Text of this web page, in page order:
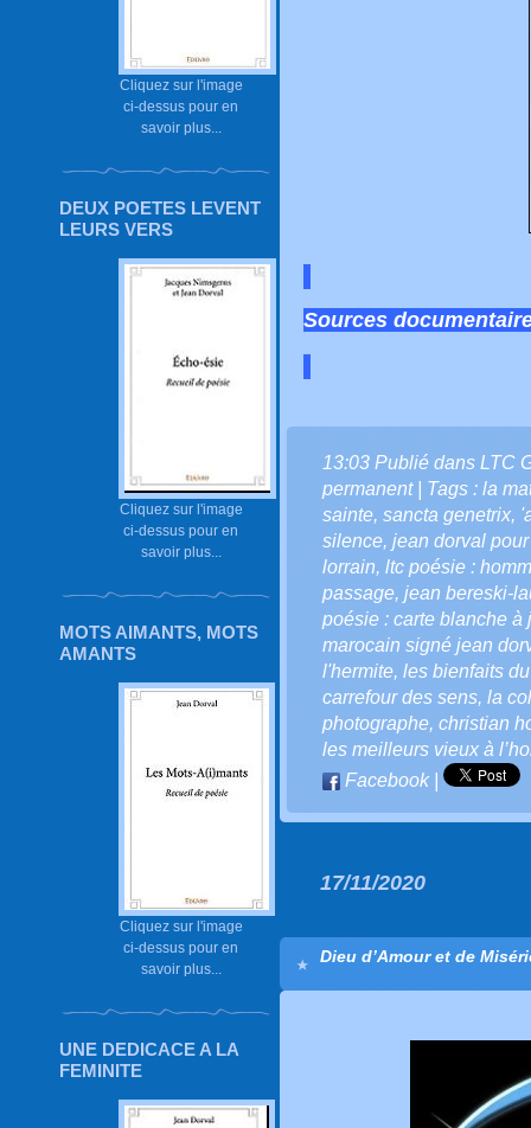
Cliquez sur l'image
ci-dessus pour en
savoir plus...
DEUX POETES LEVENT
LEURS VERS
Cliquez sur l'image
ci-dessus pour en
savoir plus...
MOTS AIMANTS, MOTS
AMANTS
Cliquez sur l'image
ci-dessus pour en
savoir plus...
UNE DEDICACE A LA
FEMINITE
Sources
13:03 Publié dans LTC
permanent| Tags : la
sainte, sancta genetrix,
silence, jean dorval
lorrain, ltc poésie :
passage, jean bereski-
poésie : carte blanche à
marocain signé jean
l'hermite, les bienfaits
carrefour des sens, la
photographe, christian
les meilleurs vieux à
Facebook|
17/11/2020
Dieu d’Amour et de